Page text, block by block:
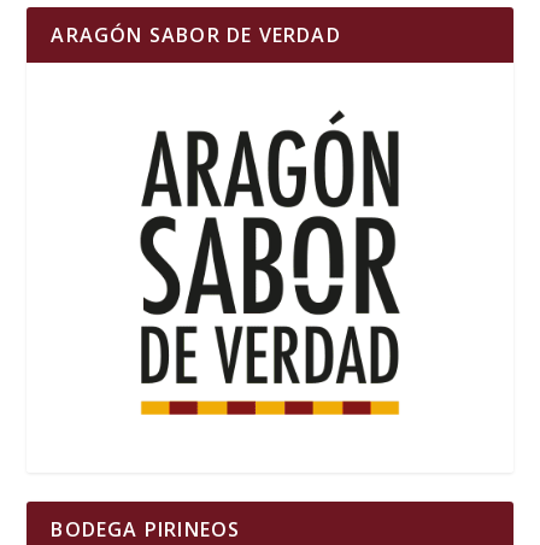
ARAGÓN SABOR DE VERDAD
BODEGA PIRINEOS